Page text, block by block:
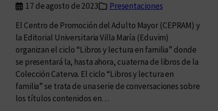
l
b
r
a
r
l
a
s
17 de agosto de 2023
Presentaciones
El Centro de Promoción del Adulto Mayor (CEPRAM) y
la Editorial Universitaria Villa María (Eduvim)
organizan el ciclo “Libros y lectura en familia” donde
se presentará la, hasta ahora, cuaterna de libros de la
Colección Caterva. El ciclo “Libros y lectura en
familia” se trata de una serie de conversaciones sobre
los títulos contenidos en…